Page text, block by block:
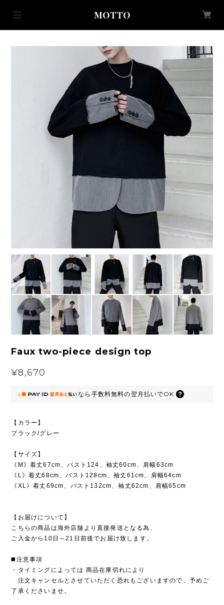
MOTTO
Faux two-piece design top
¥8,670
なら 手数料無料の翌月払いでOK
【カラー】
ブラック/グレー
【サイズ】
《M》着丈67cm、バスト124、袖丈60cm、肩幅63cm
《L》着丈68cm、バスト128cm、袖丈61cm、肩幅64cm
《XL》着丈69cm、バスト132cm、袖丈62cm、肩幅65cm
【お届けについて】
こちらの商品は海外店舗より直接発送となる為、
ご入金から10日～21日前後でお届け致します。
◼️注意事項
・タイミングによっては 商品在庫切れにより
注文キャンセルとさせていただく恐れもございますので、予めご
了承くださいませ。